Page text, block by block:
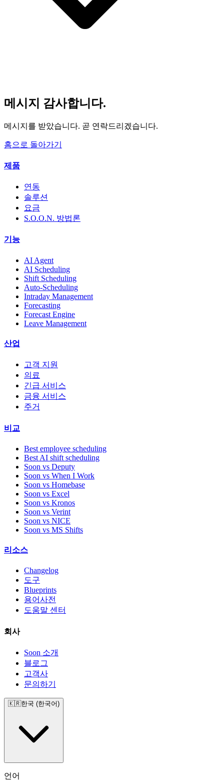
메시지 감사합니다.
메시지를 받았습니다. 곧 연락드리겠습니다.
홈으로 돌아가기
제품
연동
솔루션
요금
S.O.O.N. 방법론
기능
AI Agent
AI Scheduling
Shift Scheduling
Auto-Scheduling
Intraday Management
Forecasting
Forecast Engine
Leave Management
산업
고객 지원
의료
긴급 서비스
금융 서비스
주거
비교
Best employee scheduling
Best AI shift scheduling
Soon vs Deputy
Soon vs When I Work
Soon vs Homebase
Soon vs Excel
Soon vs Kronos
Soon vs Verint
Soon vs NICE
Soon vs MS Shifts
리소스
Changelog
도구
Blueprints
용어사전
도움말 센터
회사
Soon 소개
블로그
고객사
문의하기
🇰🇷한국 (한국어)
언어